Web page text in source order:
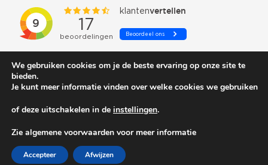
We gebruiken cookies om je de beste ervaring op onze site te
bieden.
Je kunt meer informatie vinden over welke cookies we gebruiken
of deze uitschakelen in de instellingen.
Zie algemene voorwaarden voor meer informatie
Accepteer Afwijzen